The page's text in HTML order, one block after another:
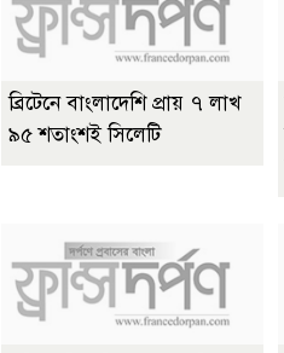
ব্রিটেনে বাংলাদেশি প্রায় ৭ লাখ
৯৫ শতাংশই সিলেটি